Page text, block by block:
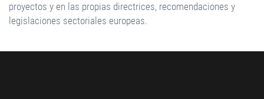
proyectos y en las propias directrices, recomendaciones y
legislaciones sectoriales europeas.